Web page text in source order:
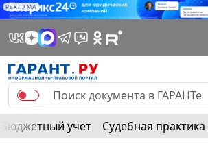
РЕКЛАМА
Бюджетный учет Судебная практика